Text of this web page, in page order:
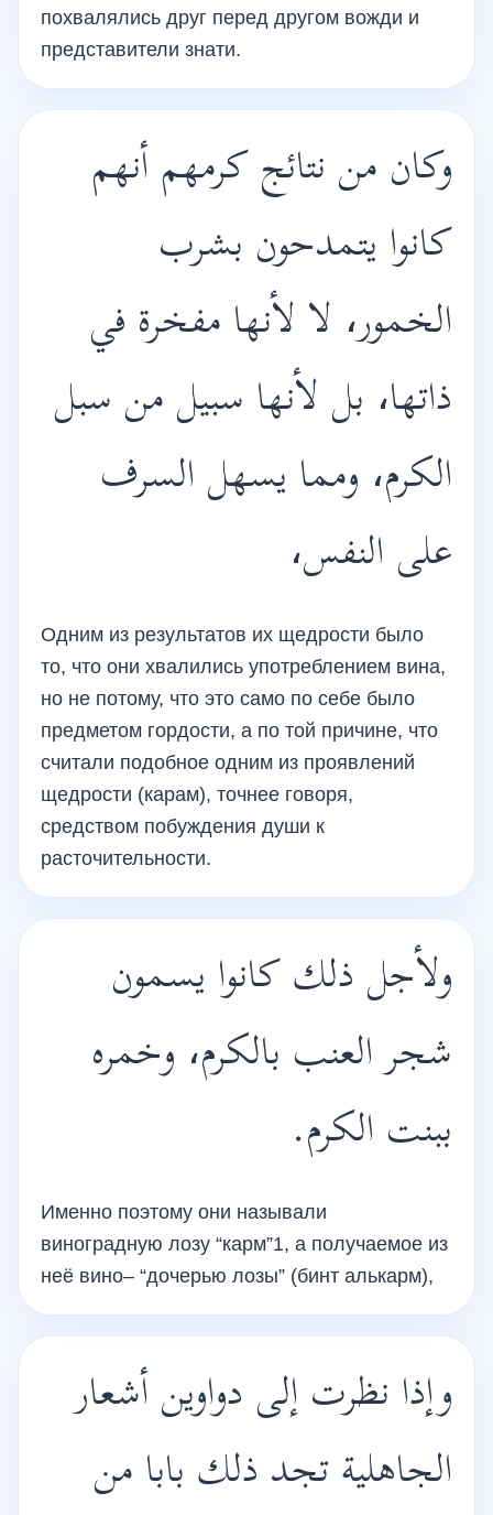
похвалялись друг перед другом вожди и
представители знати.
وكان من نتائج كرمهم أنهم
كانوا يتمدحون بشرب
الخمور، لا لأنها مفخرة في
ذاتها، بل لأنها سبيل من سبل
الكرم، ومما يسهل السرف
على النفس،
Одним из результатов их щедрости было
то, что они хвалились употреблением вина,
но не потому, что это само по себе было
предметом гордости, а по той причине, что
считали подобное одним из проявлений
щедрости (карам), точнее говоря,
средством побуждения души к
расточительности.
ولأجل ذلك كانوا يسمون
شجر العنب بالكرم، وخمره
ببنت الكرم.
Именно поэтому они называли
виноградную лозу “карм”1, а получаемое из
неё вино– “дочерью лозы” (бинт алькарм),
وإذا نظرت إلى دواوين أشعار
الجاهلية تجد ذلك بابا من